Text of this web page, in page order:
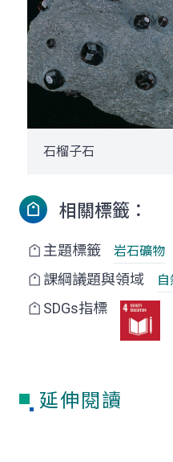
石榴子石
相關標籤：
主題標籤 岩石礦物
課綱議題與領域
SDGs指標
延伸閱讀